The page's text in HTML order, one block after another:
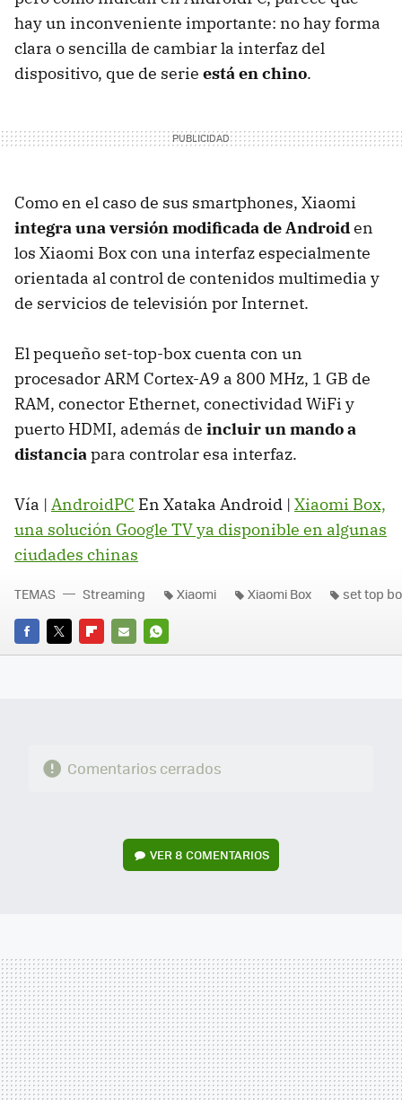
hay un inconveniente importante: no hay forma
clara o sencilla de cambiar la interfaz del
dispositivo, que de serie está en chino.
Como en el caso de sus smartphones, Xiaomi
integra una versión modificada de Androiden
los Xiaomi Box con una interfaz especialmente
orientada al control de contenidos multimedia y
de servicios de televisión por Internet.
El pequeño set-top-box cuenta con un
procesador ARM Cortex-A9 a 800 MHz, 1 GB de
RAM, conector Ethernet, conectividad WiFi y
puerto HDMI, además de incluir un mando a
distanciapara controlar esa interfaz.
Vía | AndroidPC En Xataka Android | Xiaomi Box,
una solución Google TV ya disponible en algunas
ciudades chinas
FACEBOOK
TWITTERFLIPBOARD
E-
WHATSAPP
TEMAS Streaming Xiaomi Xiaomi Box set top
Comentarios cerrados
VER8 COMENTARIOS